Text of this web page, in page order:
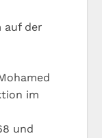
auf der
im
und